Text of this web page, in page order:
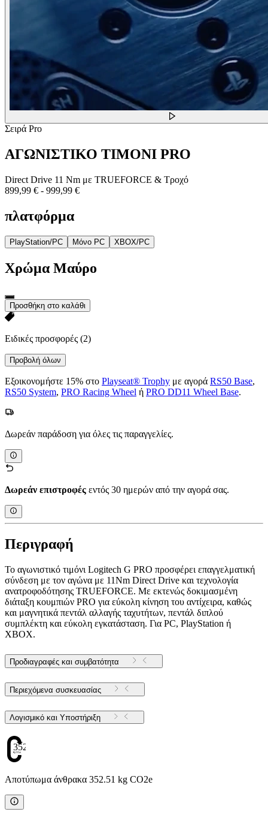
Σειρά Pro
ΑΓΩΝΙΣΤΙΚΟ ΤΙΜΟΝΙ PRO
Direct Drive 11 Nm με TRUEFORCE & Τροχό
899,99 € - 999,99 €
πλατφόρμα
PlayStation/PC Μόνο PC XBOX/PC
Χρώμα Μαύρο
Προσθήκη στο καλάθι
Ειδικές προσφορές (2)
Προβολή όλων
Εξοικονομήστε 15% στο Playseat® Trophy με αγορά RS50 Base,
RS50 System, PRO Racing Wheel ή PRO DD11 Wheel Base.
Δωρεάν παράδοση για όλες τις παραγγελίες.
Δωρεάν επιστροφές εντός 30 ημερών από την αγορά σας.
Περιγραφή
Το αγωνιστικό τιμόνι Logitech G PRO προσφέρει επαγγελματική
σύνδεση με τον αγώνα με 11Nm Direct Drive και τεχνολογία
ανατροφοδότησης TRUEFORCE. Με εκτενώς δοκιμασμένη
διάταξη κουμπιών PRO για εύκολη κίνηση του αντίχειρα, καθώς
και μαγνητικά πεντάλ αλλαγής ταχυτήτων, πεντάλ διπλού
συμπλέκτη και εύκολη εγκατάσταση. Για PC, PlayStation ή
XBOX.
Προδιαγραφές και συμβατότητα
Περιεχόμενα συσκευασίας
Λογισμικό και Υποστήριξη
352.51
Αποτύπωμα άνθρακα 352.51 kg CO2e